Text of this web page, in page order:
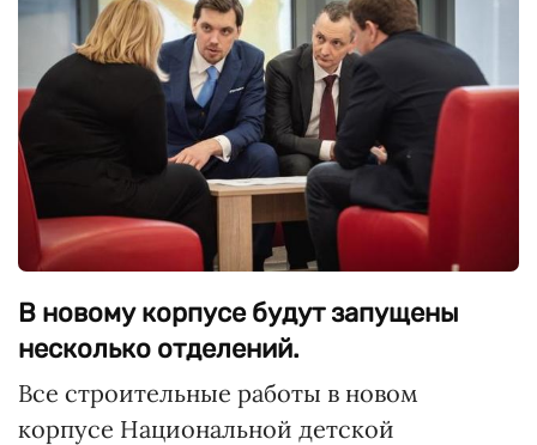
В новому корпусе будут запущены
несколько отделений.
Все строительные работы в новом
корпусе Национальной детской